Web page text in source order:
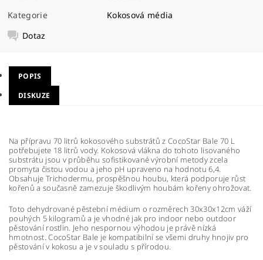
Kategorie
Kokosová média
Dotaz
POPIS
DISKUZE
Na přípravu 70 litrů kokosového substrátů z CocoStar Bale 70 L
potřebujete 18 litrů vody. Kokosová vlákna do tohoto lisovaného
substrátu jsou v průběhu sofistikované výrobní metody zcela
promyta čistou vodou a jeho pH upraveno na hodnotu 6,4.
Obsahuje Trichodermu, prospěšnou houbu, která podporuje růst
kořenů a současně zamezuje škodlivým houbám kořeny ohrožovat.
Toto dehydrované pěstební médium o rozměrech 30x30x12cm váží
pouhých 5 kilogramů a je vhodné jak pro indoor nebo outdoor
pěstování rostlin. Jeho nespornou výhodou je právě nízká
hmotnost. CocoStar Bale je kompatibilní se všemi druhy hnojiv pro
pěstování v kokosu a je v souladu s přírodou.